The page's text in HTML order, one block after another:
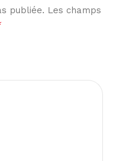
publiée. Les champs